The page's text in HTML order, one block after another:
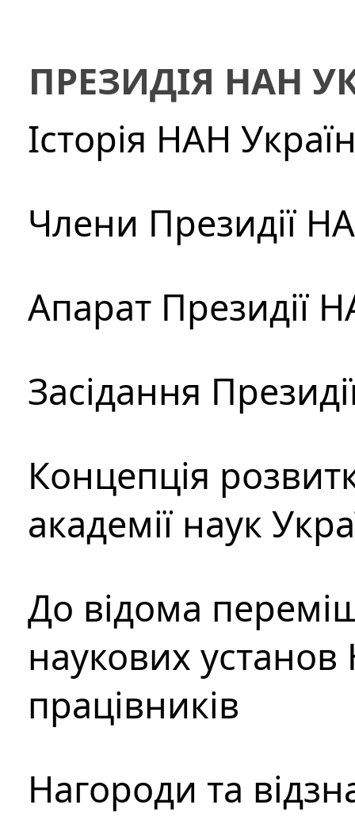
ПРЕЗИДІЯ НАН
Історія НАН
Члени Президії
Апарат Президії
Засідання
Концепція
академії наук
До відома
наукових установ
працівників
Нагороди та